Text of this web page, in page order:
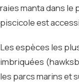
raies manta dans le
piscicole est
Les espèces les
imbriquées
les parcs marins et